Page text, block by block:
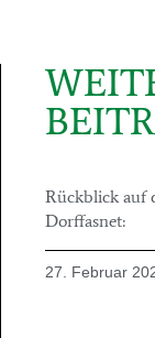
Rückblick auf
Dorffasnet:
27. Februar